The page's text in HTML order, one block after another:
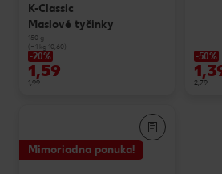
K-Classic
Maslové tyčinky
150 g
(=1 kg 10,60)
-20%
1,59
1,99
-50%
2,79
Mimoriadna ponuka!